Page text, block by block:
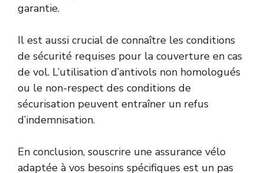
garantie.
Il est aussi crucial de connaître les conditions
de sécurité requises pour la couverture en cas
de vol. L’utilisation d’antivols non homologués
ou le non-respect des conditions de
sécurisation peuvent entraîner un refus
d’indemnisation.
En conclusion, souscrire une assurance vélo
adaptée à vos besoins spécifiques est un pas